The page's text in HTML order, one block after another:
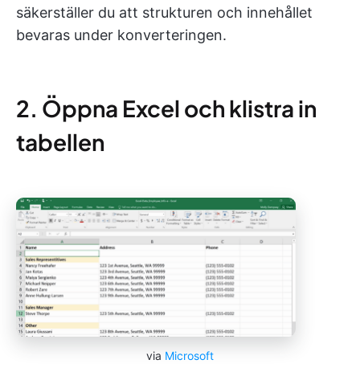
säkerställer du att strukturen och innehållet
bevaras under konverteringen.
2. Öppna Excel och klistra in
tabellen
via Microsoft